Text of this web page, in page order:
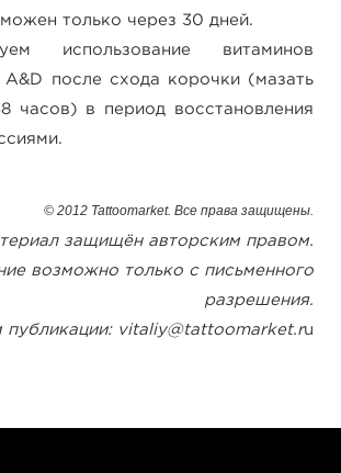
только через 30 дней.
использование витаминов
A&D после схода корочки (мазать
часов) в период восстановления
© 2012 Tattoomarket. Все права защищены.
защищён авторским правом.
возможно только с письменного
разрешения.
публикации: vitaliy@tattoomarket.ru